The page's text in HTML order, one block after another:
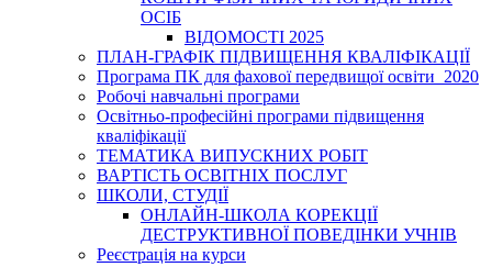
ОСІБ
ВІДОМОСТІ 2025
ПЛАН-ГРАФІК ПІДВИЩЕННЯ КВАЛІФІКАЦІЇ
Програма ПК для фахової передвищої освіти_2020
Робочі навчальні програми
Освітньо-професійні програми підвищення
кваліфікації
ТЕМАТИКА ВИПУСКНИХ РОБІТ
ВАРТІСТЬ ОСВІТНІХ ПОСЛУГ
ШКОЛИ, СТУДІЇ
ОНЛАЙН-ШКОЛА КОРЕКЦІЇ
ДЕСТРУКТИВНОЇ ПОВЕДІНКИ УЧНІВ
Реєстрація на курси